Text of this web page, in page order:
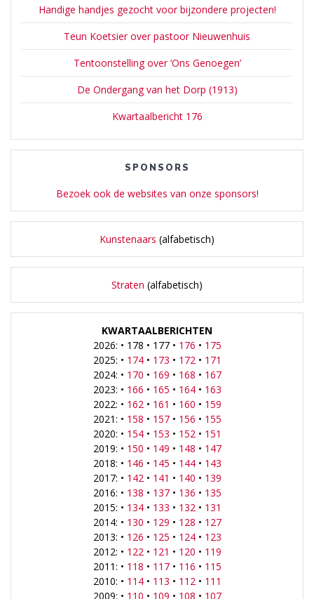
Handige handjes gezocht voor bijzondere projecten!
Teun Koetsier over pastoor Nieuwenhuis
Tentoonstelling over ‘Ons Genoegen’
De Ondergang van het Dorp (1913)
Kwartaalbericht 176
SPONSORS
Bezoek ook de websites van onze sponsors!
Kunstenaars (alfabetisch)
Straten (alfabetisch)
KWARTAALBERICHTEN
2026: • 178 • 177 • 176 • 175
2025: • 174• 173 • 172• 171
2024: • 170 • 169 • 168 • 167
2023: • 166 • 165 • 164• 163
2022: • 162• 161 • 160 • 159
2021: • 158 • 157• 156 • 155
2020: • 154• 153 • 152• 151
2019: • 150 • 149 • 148 • 147
2018: • 146 • 145 • 144• 143
2017: • 142• 141 • 140 • 139
2016: • 138 • 137• 136 • 135
2015: • 134• 133 • 132• 131
2014: • 130 • 129 • 128 • 127
2013: • 126 • 125 • 124• 123
2012: • 122• 121 • 120 • 119
2011: • 118 • 117• 116 • 115
2010: • 114• 113 • 112• 111
2009: • 110 • 109 • 108 • 107